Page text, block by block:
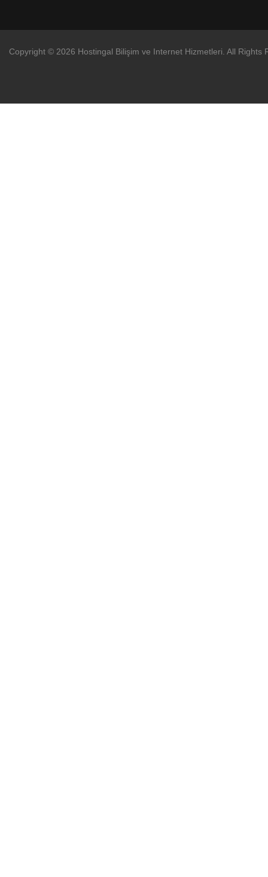
Copyright © 2026 Hostingal Bilişim ve Internet Hizmetleri. All Rights